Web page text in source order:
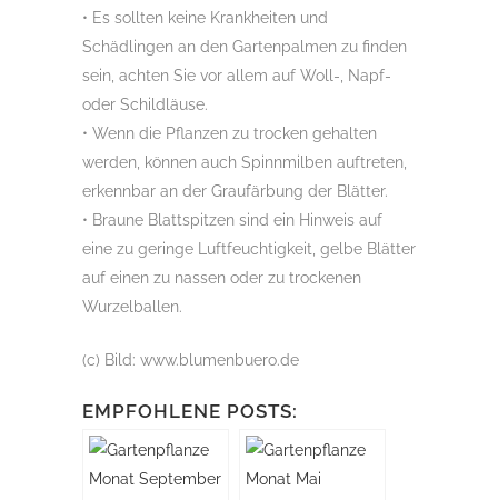
• Es sollten keine Krankheiten und
Schädlingen an den Gartenpalmen zu finden
sein, achten Sie vor allem auf Woll-, Napf-
oder Schildläuse.
• Wenn die Pflanzen zu trocken gehalten
werden, können auch Spinnmilben auftreten,
erkennbar an der Graufärbung der Blätter.
• Braune Blattspitzen sind ein Hinweis auf
eine zu geringe Luftfeuchtigkeit, gelbe Blätter
auf einen zu nassen oder zu trockenen
Wurzelballen.
(c) Bild: www.blumenbuero.de
EMPFOHLENE POSTS: